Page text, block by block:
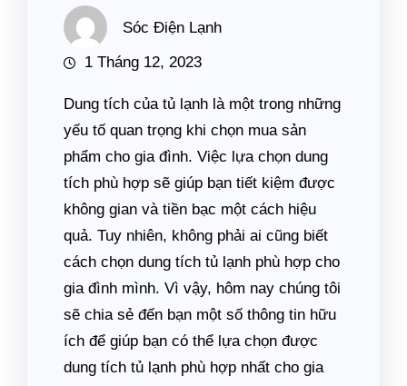
Sóc Điện Lạnh
1 Tháng 12, 2023
Dung tích của tủ lạnh là một trong những
yếu tố quan trọng khi chọn mua sản
phẩm cho gia đình. Việc lựa chọn dung
tích phù hợp sẽ giúp bạn tiết kiệm được
không gian và tiền bạc một cách hiệu
quả. Tuy nhiên, không phải ai cũng biết
cách chọn dung tích tủ lạnh phù hợp cho
gia đình mình. Vì vậy, hôm nay chúng tôi
sẽ chia sẻ đến bạn một số thông tin hữu
ích để giúp bạn có thể lựa chọn được
dung tích tủ lạnh phù hợp nhất cho gia